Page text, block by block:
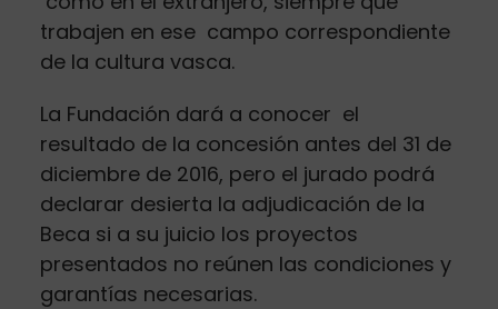
trabajen en ese campo correspondiente
de la cultura vasca.
La Fundación dará a conocer el
resultado de la concesión antes del 31 de
diciembre de 2016, pero el jurado podrá
declarar desierta la adjudicación de la
Beca si a su juicio los proyectos
presentados no reúnen las condiciones y
garantías necesarias.